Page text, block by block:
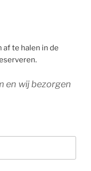
af te halen in de
en wij bezorgen